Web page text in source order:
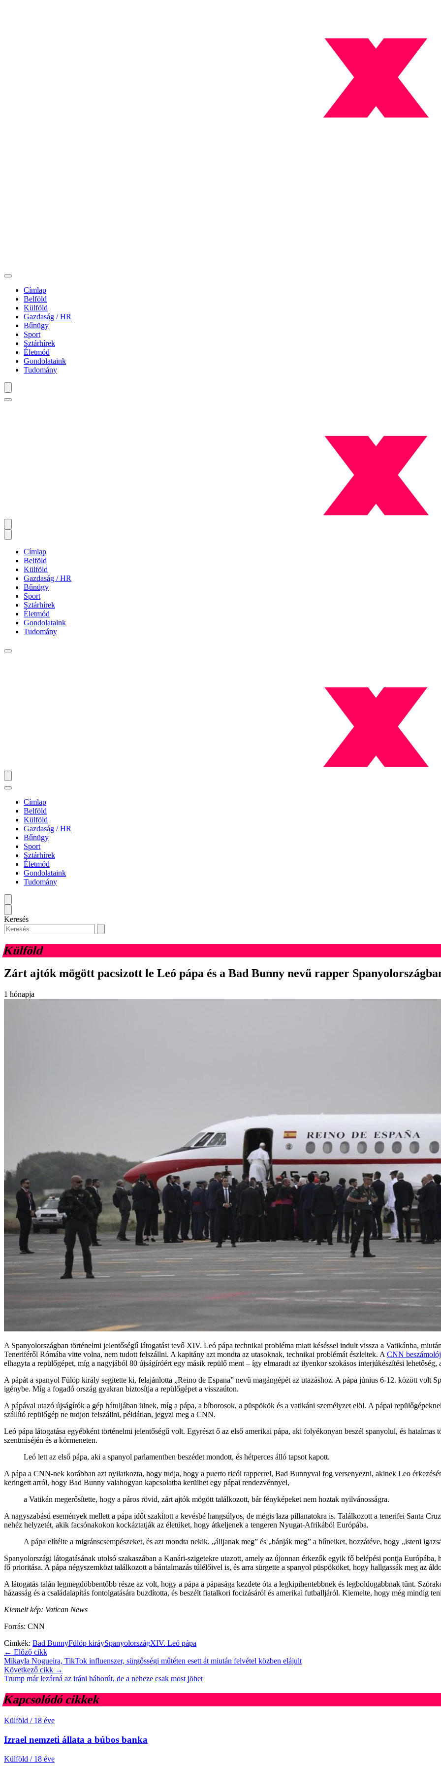
Címlap
Belföld
Külföld
Gazdaság / HR
Bűnügy
Sport
Sztárhírek
Életmód
Gondolataink
Tudomány
Címlap
Belföld
Külföld
Gazdaság / HR
Bűnügy
Sport
Sztárhírek
Életmód
Gondolataink
Tudomány
Címlap
Belföld
Külföld
Gazdaság / HR
Bűnügy
Sport
Sztárhírek
Életmód
Gondolataink
Tudomány
Keresés
Külföld
Zárt ajtók mögött pacsizott le Leó pápa és a Bad Bunny nevű rapper
1 hónapja
A Spanyolországban történelmi jelentőségű látogatást tevő XIV. Leó pápa technikai probléma miatt késéssel indult vissza a Vatikánba,
Teneriféről Rómába vitte volna, nem tudott felszállni. A kapitány azt mondta az utasoknak, technikai problémát észleltek. A CNN
elhagyta a repülőgépet, míg a nagyjából 80 újságíróért egy másik repülő ment – így elmaradt az ilyenkor szokásos interjúkészítési
A pápát a spanyol Fülöp király segítette ki, felajánlotta „Reino de Espana” nevű magángépét az utazáshoz. A pápa június 6-12. között volt
igénybe. Míg a fogadó ország gyakran biztosítja a repülőgépet a visszaúton.
A pápával utazó újságírók a gép hátuljában ülnek, míg a pápa, a bíborosok, a püspökök és a vatikáni személyzet elöl. A pápai
szállító repülőgép ne tudjon felszállni, példátlan, jegyzi meg a CNN.
Leó pápa látogatása egyébként történelmi jelentőségű volt. Egyrészt ő az első amerikai pápa, aki folyékonyan beszél spanyolul, és
szentmiséjén és a körmeneten.
Leó lett az első pápa, aki a spanyol parlamentben beszédet mondott, és hétperces álló tapsot kapott.
A pápa a CNN-nek korábban azt nyilatkozta, hogy tudja, hogy a puerto ricói rapperrel, Bad Bunnyval fog versenyezni, akinek Leo
keringett arról, hogy Bad Bunny valahogyan kapcsolatba kerülhet egy pápai rendezvénnyel,
a Vatikán megerősítette, hogy a páros rövid, zárt ajtók mögött találkozott, bár fényképeket nem hoztak nyilvánosságra.
A nagyszabású események mellett a pápa időt szakított a kevésbé hangsúlyos, de mégis laza pillanatokra is. Találkozott a tenerifei Santa
nehéz helyzetét, akik facsónakokon kockáztatják az életüket, hogy átkeljenek a tengeren Nyugat-Afrikából Európába.
A pápa elítélte a migránscsempészeket, és azt mondta nekik, „álljanak meg” és „bánják meg” a bűneiket, hozzátéve, hogy „isteni
Spanyolországi látogatásának utolsó szakaszában a Kanári-szigetekre utazott, amely az újonnan érkezők egyik fő belépési pontja
fő prioritása. A pápa négyszemközt találkozott a bántalmazás túlélőivel is, és arra sürgette a spanyol püspököket, hogy hallgassák meg az
A látogatás talán legmegdöbbentőbb része az volt, hogy a pápa a pápasága kezdete óta a legkipihentebbnek és legboldogabbnak tűnt.
házasság és a családalapítás fontolgatására buzdította, és beszélt fiatalkori focizásáról és amerikai futballjáról. Kiemelte, hogy még mindig
Kiemelt kép: Vatican News
Forrás: CNN
Címkék: Bad BunnyFülöp kiráySpanyolországXIV. Leó pápa
← Előző cikk
Mikayla Nogueira, TikTok influenszer, sürgősségi műtéten esett át miután felvétel közben elájult
Következő cikk →
Trump már lezárná az iráni háborút, de a neheze csak most jöhet
Kapcsolódó cikkek
Külföld / 18 éve
Izrael nemzeti állata a búbos banka
Külföld / 18 éve